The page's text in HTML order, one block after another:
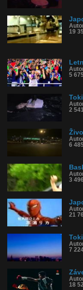
História sledovanosti videa:
19
5
2
6
3
21
7
18